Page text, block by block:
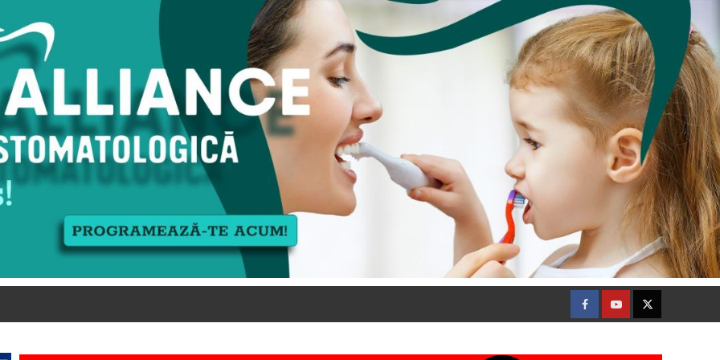
FacebookYoutubeTwitter